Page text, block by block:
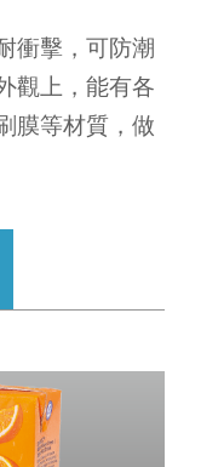
衝擊，可防潮
觀上，能有各
膜等材質，做